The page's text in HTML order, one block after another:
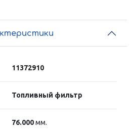
11372910
Топливный фильтр
76.000мм.